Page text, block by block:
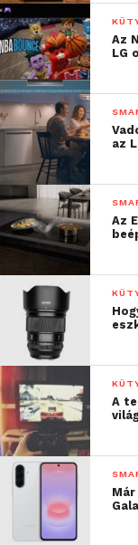
színben is
kiskereskedelmi
lesz. Javasolt
További friss
Csatlakozzon
Az
LG
az
Az
A